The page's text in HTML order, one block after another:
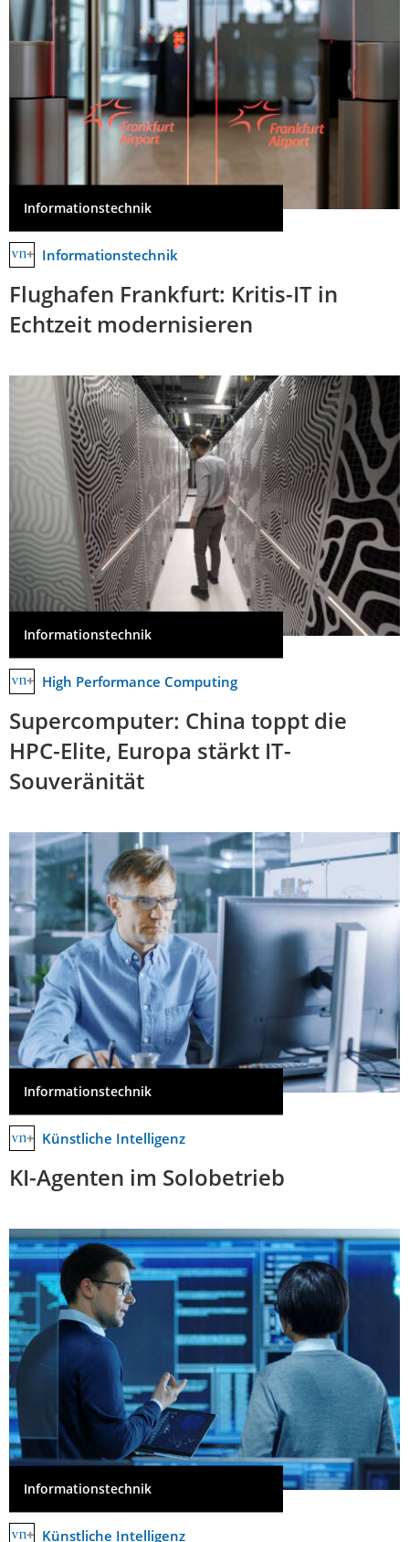
Informationstechnik
Informationstechnik
Flughafen Frankfurt: Kritis-IT in
Echtzeit modernisieren
Informationstechnik
High Performance Computing
Supercomputer: China toppt die
HPC-Elite, Europa stärkt IT-
Souveränität
Informationstechnik
Künstliche Intelligenz
KI-Agenten im Solobetrieb
Informationstechnik
Künstliche Intelligenz